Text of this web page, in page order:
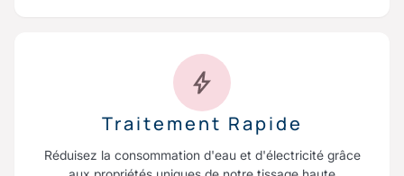
Traitement Rapide
Réduisez la consommation d'eau et d'électricité grâce